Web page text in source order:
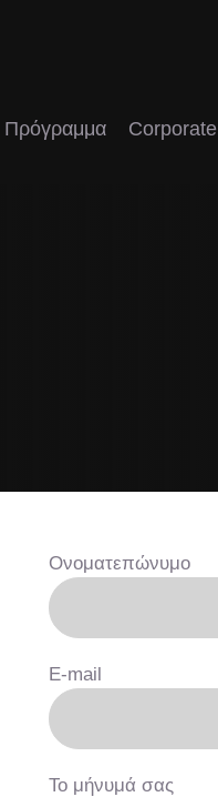
Πρόγραμμα Corporate
Ονοματεπώνυμο
E-mail
Το μήνυμά σας